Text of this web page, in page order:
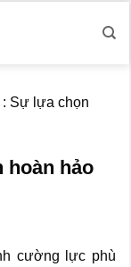
: Sự lựa chọn
hoàn hảo
cường lực phù